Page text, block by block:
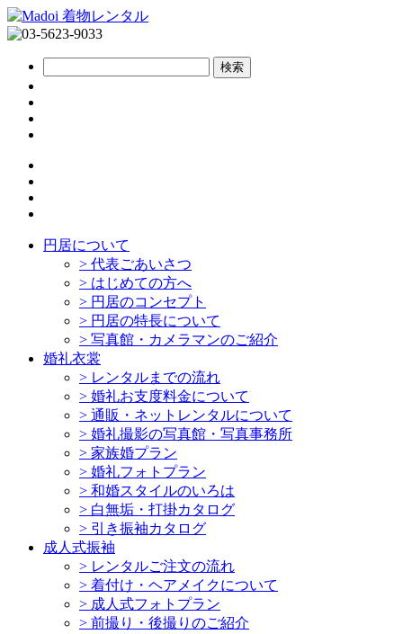
円居について
> 代表ごあいさつ
> はじめての方へ
> 円居のコンセプト
> 円居の特長について
> 写真館・カメラマンのご紹介
婚礼衣裳
> レンタルまでの流れ
> 婚礼お支度料金について
> 通販・ネットレンタルについて
> 婚礼撮影の写真館・写真事務所
> 家族婚プラン
> 婚礼フォトプラン
> 和婚スタイルのいろは
> 白無垢・打掛カタログ
> 引き振袖カタログ
成人式振袖
> レンタルご注文の流れ
> 着付け・ヘアメイクについて
> 成人式フォトプラン
> 前撮り・後撮りのご紹介